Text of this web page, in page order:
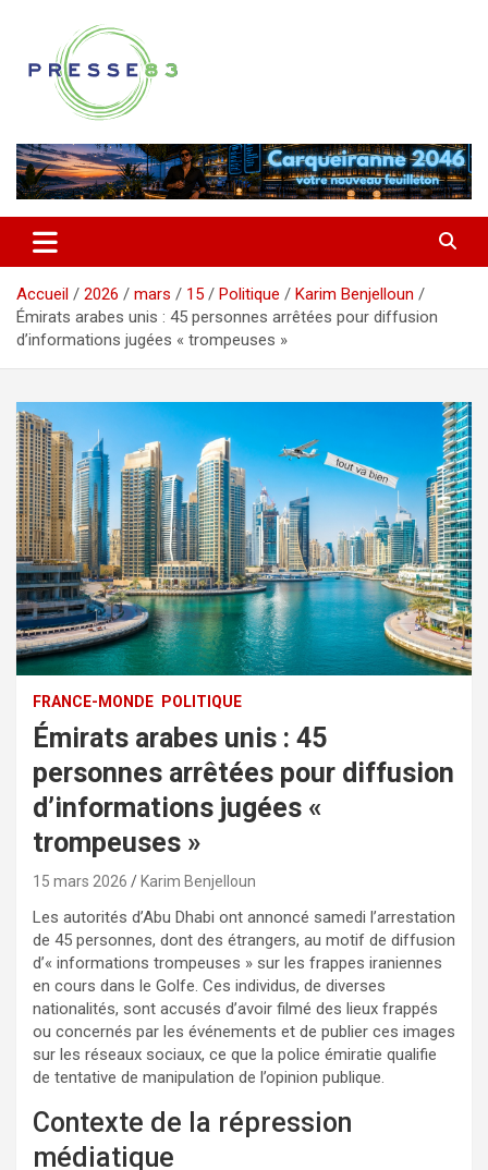
contenu
Presse 83
Accueil 2026 mars 15 Politique
Karim Benjelloun
Émirats arabes unis : 45 personnes arrêtées pour diffusion
d’informations jugées « trompeuses »
FRANCE-MONDE POLITIQUE
Émirats arabes unis : 45
personnes arrêtées pour diffusion
d’informations jugées «
trompeuses »
15 mars 2026 Karim Benjelloun
Les autorités d’Abu Dhabi ont annoncé samedi l’arrestation
de 45 personnes, dont des étrangers, au motif de diffusion
d’« informations trompeuses » sur les frappes iraniennes
en cours dans le Golfe. Ces individus, de diverses
nationalités, sont accusés d’avoir filmé des lieux frappés
ou concernés par les événements et de publier ces images
sur les réseaux sociaux, ce que la police émiratie qualifie
de tentative de manipulation de l’opinion publique.
Contexte de la répression
médiatique